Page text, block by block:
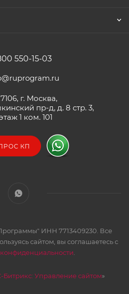
550-15-03
г. Москва,
пр-д, д. 8 стр. 3,
1 ком. 101
КП
ИНН 7713409230. Все
сайтом, вы соглашаетесь с
Битрикс: Управление сайтом»